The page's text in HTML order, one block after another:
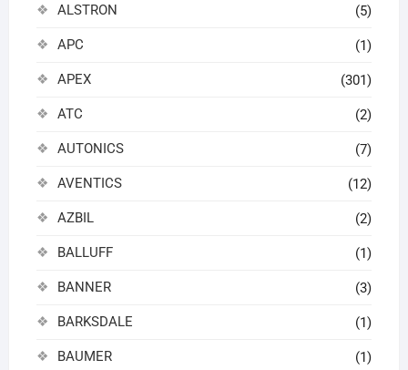
ALSTRON (5)
APC (1)
APEX (301)
ATC (2)
AUTONICS (7)
AVENTICS (12)
AZBIL (2)
BALLUFF (1)
BANNER (3)
BARKSDALE (1)
BAUMER (1)